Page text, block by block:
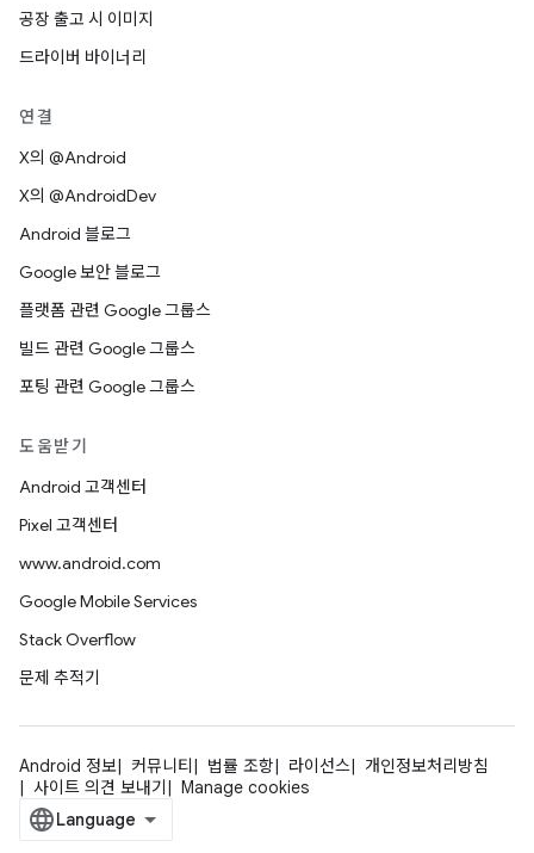
공장 출고 시 이미지
드라이버 바이너리
연결
X의 @Android
X의 @AndroidDev
Android 블로그
Google 보안 블로그
플랫폼 관련 Google 그룹스
빌드 관련 Google 그룹스
포팅 관련 Google 그룹스
도움받기
Android 고객센터
Pixel 고객센터
www.android.com
Google Mobile Services
Stack Overflow
문제 추적기
Android 정보 커뮤니티 법률 조항 라이선스
개인정보처리방침
사이트 의견 보내기
Manage cookies